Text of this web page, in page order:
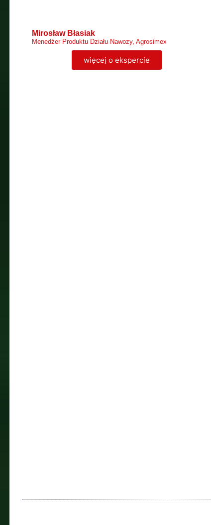
Mirosław Błasiak
Menedżer Produktu Działu Nawozy, Agrosimex
więcej o ekspercie